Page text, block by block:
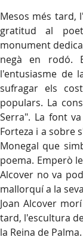
Mesos més tard,
gratitud al
monument
negà en rodó.
l'entusiasme de
sufragar els
populars. La
Serra". La font
Forteza i a sobre
Monegal que
poema. Emperò
Alcover no va
mallorquí a la
Joan Alcover
tard, l'escultura
la Reina de Palma.